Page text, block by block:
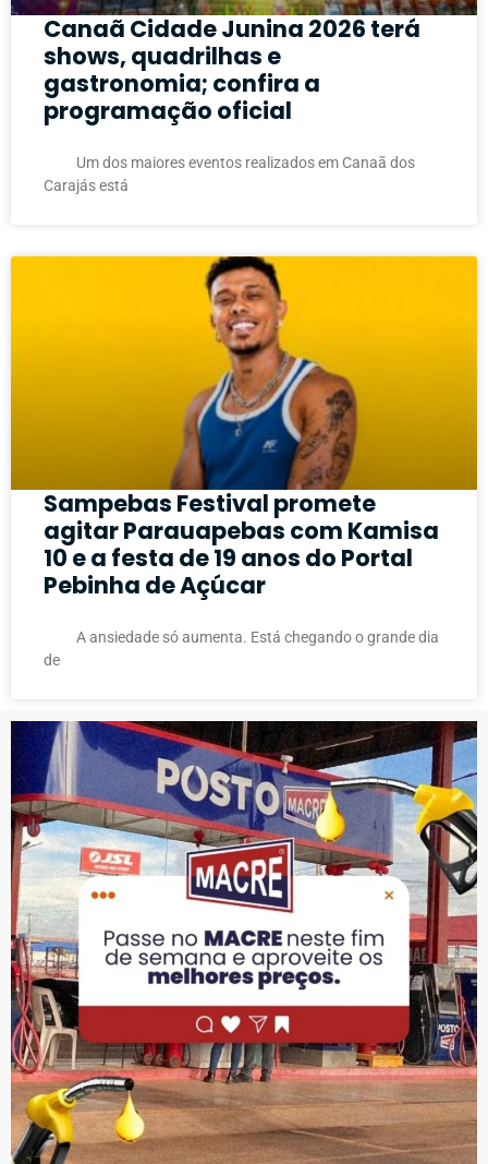
Canaã Cidade Junina 2026 terá
shows, quadrilhas e
gastronomia; confira a
programação oficial
Um dos maiores eventos realizados em Canaã dos
Carajás está
Sampebas Festival promete
agitar Parauapebas com Kamisa
10 e a festa de 19 anos do Portal
Pebinha de Açúcar
A ansiedade só aumenta. Está chegando o grande dia
de
PUBLICIDADE